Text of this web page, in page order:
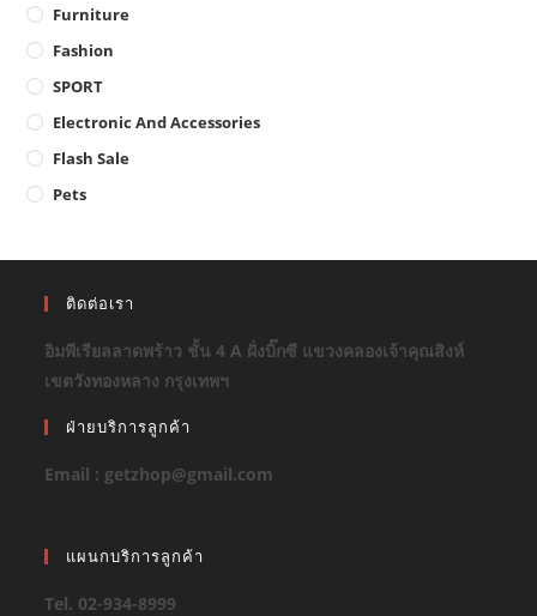
Furniture
Fashion
SPORT
Electronic And Accessories
Flash Sale
Pets
ติดต่อเรา
อิมพีเรียลลาดพร้าว ชั้น 4 A ฝั่งบิ๊กซี แขวงคลองเจ้าคุณสิงห์
เขตวังทองหลาง กรุงเทพฯ
ฝ่ายบริการลูกค้า
Email : getzhop@gmail.com
แผนกบริการลูกค้า
Tel. 02-934-8999